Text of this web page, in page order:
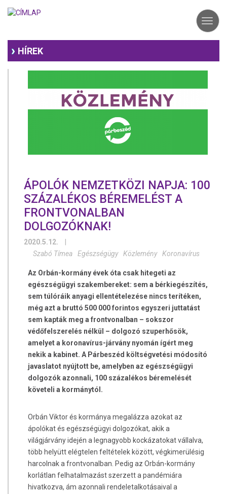
HÍREK
ÁPOLÓK NEMZETKÖZI NAPJA: 100
SZÁZALÉKOS BÉREMELÉST A
FRONTVONALBAN
DOLGOZÓKNAK!
2020.5.12.
Szabó Tímea
Egészségügy Közlemény Koronavírus
Az Orbán-kormány évek óta csak hitegeti az
egészségügyi szakembereket: sem a bérkiegészítés,
sem túlóráik anyagi ellentételezése nincs terítéken,
még azt a bruttó 500 000 forintos egyszeri juttatást
sem kapták meg a frontvonalban – sokszor
védőfelszerelés nélkül – dolgozó szuperhősök,
amelyet a koronavírus-járvány nyomán ígért meg
nekik a kabinet. A Párbeszéd költségvetési módosító
javaslatot nyújtott be, amelyben az egészségügyi
dolgozók azonnali, 100 százalékos béremelését
követeli a kormánytól.
Orbán Viktor és kormánya megalázza azokat az
ápolókat és egészségügyi dolgozókat, akik a
világjárvány idején a legnagyobb kockázatokat vállalva,
több helyütt elégtelen feltételek között, végkimerülésig
harcolnak a frontvonalban. Pedig az Orbán-kormány
korlátlan felhatalmazást szerzett a pandémiára
hivatkozva, ám azonnali rendeletalkotásaival a